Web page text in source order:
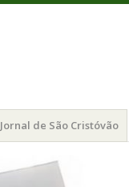
Jornal de São Cristóvão